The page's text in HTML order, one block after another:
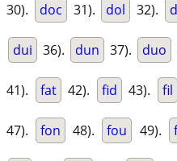
30). doc 31). dol 32).
dui 36). dun 37). duo
41). fat 42). fid 43). fil
47). fon 48). fou 49).